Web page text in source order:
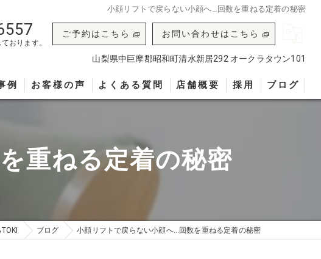
小顔リフトで戻らない小顔へ…回数を重ねる定着の秘密
おります。
ご予約はこちら お問い合わせはこちら
山梨県中巨摩郡昭和町清水新居292 オークラタウン101
例 お客様の声 よくある質問 店舗概要 採用 ブログ
重ねる定着の秘密
ブログ 小顔リフトで戻らない小顔へ…回数を重ねる定着の秘密